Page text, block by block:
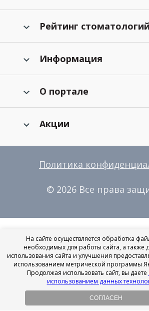
Рейтинг стоматологий
Информация
О портале
Акции
Политика
© 2026 Все права
На сайте осуществляется обработка
необходимых для работы сайта, а также
использования сайта и улучшения
использованием метрической программы
Продолжая использовать сайт, вы даете
использованием данных
СОГЛАСЕН